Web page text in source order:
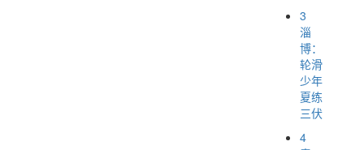
3
淄
博：
轮滑
少年
夏练
三伏
4